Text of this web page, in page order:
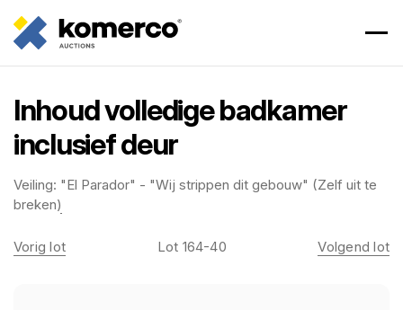
Inhoud volledige badkamer
inclusief deur
Veiling: "El Parador" - "Wij strippen dit gebouw" (Zelf uit te
breken)
Vorig lot Lot 164-40 Volgend lot